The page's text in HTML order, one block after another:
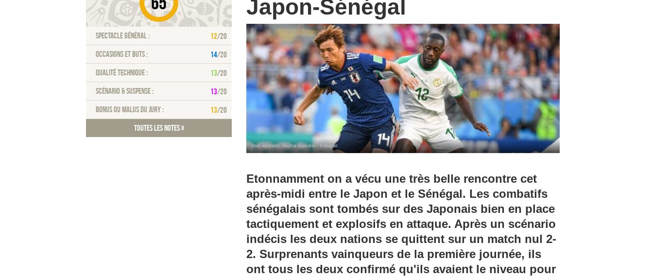
Spectacle général : 12/20
Occasions et buts : 14/20
Qualité technique : 13/20
Scénario & Suspense : 13/20
Bonus ou malus du jury : 13/20
Toutes les notes »
Japon-Sénégal
Duel équitable, résultat équitable - Iconsport
Etonnamment on a vécu une très belle rencontre cet
après-midi entre le Japon et le Sénégal. Les combatifs
sénégalais sont tombés sur des Japonais bien en place
tactiquement et explosifs en attaque. Après un scénario
indécis les deux nations se quittent sur un match nul 2-
2. Surprenants vainqueurs de la première journée, ils
ont tous les deux confirmé qu'ils avaient le niveau pour